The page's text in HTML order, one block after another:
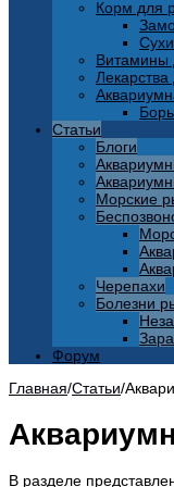
Корм для
Витамины
Статьи
Блоги
Морские
Черепахи
Болезни
Форум
Главная/Статьи/
В разделе